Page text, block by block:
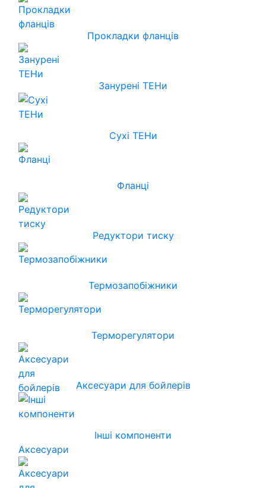
Прокладки фланців
Занурені ТЕНи
Сухі ТЕНи
Фланці
Редуктори тиску
Термозапобіжники
Терморегулятори
Аксесуари для бойлерів
Інші компоненти
Аксесуари